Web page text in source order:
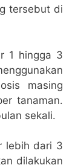
tersebut di
1 hingga 3
masing
tanaman.
sekali.
lebih dari 3
dilakukan